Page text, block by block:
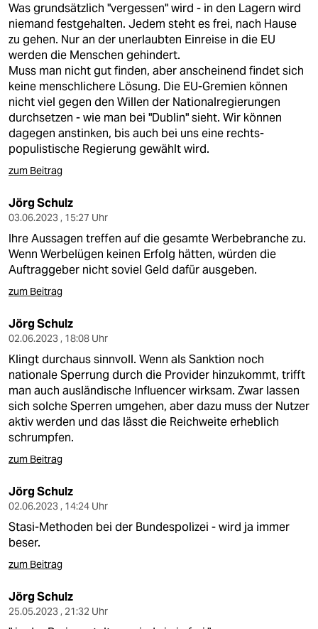
Was grundsätzlich "vergessen" wird - in den Lagern wird
niemand festgehalten. Jedem steht es frei, nach Hause
zu gehen. Nur an der unerlaubten Einreise in die EU
werden die Menschen gehindert.
Muss man nicht gut finden, aber anscheinend findet sich
keine menschlichere Lösung. Die EU-Gremien können
nicht viel gegen den Willen der Nationalregierungen
durchsetzen - wie man bei "Dublin" sieht. Wir können
dagegen anstinken, bis auch bei uns eine rechts-
populistische Regierung gewählt wird.
zum Beitrag
Jörg Schulz
03.06.2023 , 15:27 Uhr
Ihre Aussagen treffen auf die gesamte Werbebranche zu.
Wenn Werbelügen keinen Erfolg hätten, würden die
Auftraggeber nicht soviel Geld dafür ausgeben.
zum Beitrag
Jörg Schulz
02.06.2023 , 18:08 Uhr
Klingt durchaus sinnvoll. Wenn als Sanktion noch
nationale Sperrung durch die Provider hinzukommt, trifft
man auch ausländische Influencer wirksam. Zwar lassen
sich solche Sperren umgehen, aber dazu muss der Nutzer
aktiv werden und das lässt die Reichweite erheblich
schrumpfen.
zum Beitrag
Jörg Schulz
02.06.2023 , 14:24 Uhr
Stasi-Methoden bei der Bundespolizei - wird ja immer
beser.
zum Beitrag
Jörg Schulz
25.05.2023 , 21:32 Uhr